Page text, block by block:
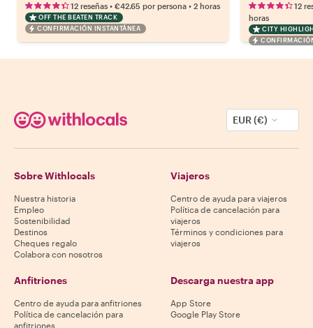
12 reseñas • €42.65 por persona • 2 horas
OFF THE BEATEN TRACK
CONFIRMACIÓN INSTANTÁNEA
12
horas
CITY
EUR (€)
Sobre Withlocals
Nuestra historia
Empleo
Sostenibilidad
Destinos
Cheques regalo
Colabora con nosotros
Viajeros
Centro de ayuda para viajeros
Política de cancelación para
viajeros
Términos y condiciones para
viajeros
Anfitriones
Centro de ayuda para anfitriones
Política de cancelación para
anfitriones
Descarga nuestra app
App Store
Google Play Store